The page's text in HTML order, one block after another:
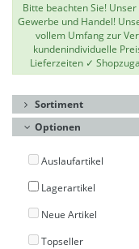
Bitte beachten Sie!
Gewerbe und Handel!
vollem Umfang zur
kundenindividuelle
Lieferzeiten ✓
Sortiment
Optionen
Auslaufartikel
Lagerartikel
Neue Artikel
Topseller